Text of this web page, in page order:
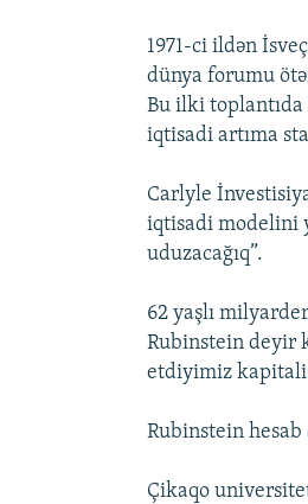
1971-ci ildən
dünya forumu
Bu ilki toplantıda
iqtisadi artıma
Carlyle
iqtisadi modelini
uduzacağıq”.
62 yaşlı
Rubinstein deyir
etdiyimiz
Rubinstein
Çikaqo